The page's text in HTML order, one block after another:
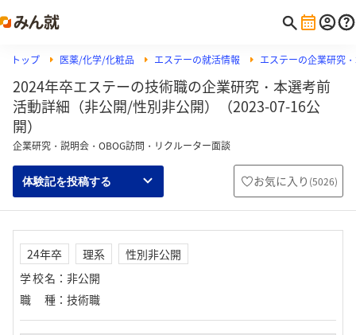
トップ 医薬/化学/化粧品 エステーの就活情報 エステーの企業研究
2024年卒エステーの技術職の企業研究・本選考前
活動詳細（非公開/性別非公開）（2023-07-16公
開）
企業研究・説明会・OBOG訪問・リクルーター面談
体験記を投稿する お気に入り (5026)
24年卒 理系
性別非公開
学校名 ： 非公開
職種 ： 技術職